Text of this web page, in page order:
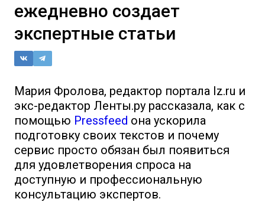
ежедневно создает
экспертные статьи
Мария Фролова, редактор портала Iz.ru и
экс-редактор Ленты.ру рассказала, как с
помощью Pressfeed она ускорила
подготовку своих текстов и почему
сервис просто обязан был появиться
для удовлетворения спроса на
доступную и профессиональную
консультацию экспертов.